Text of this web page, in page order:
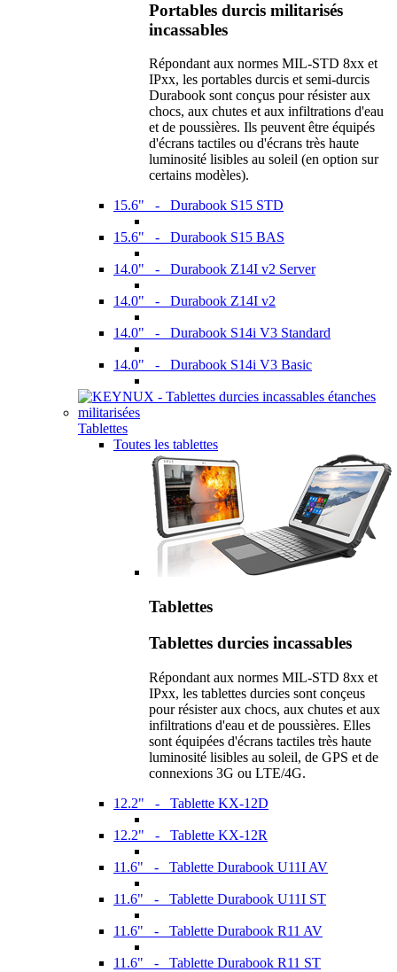
Portables durcis militarisés
incassables
Répondant aux normes MIL-STD 8xx et
IPxx, les portables durcis et semi-durcis
Durabook sont conçus pour résister aux
chocs, aux chutes et aux infiltrations d'eau
et de poussières. Ils peuvent être équipés
d'écrans tactiles ou d'écrans très haute
luminosité lisibles au soleil (en option sur
certains modèles).
15.6" - Durabook S15 STD
15.6" - Durabook S15 BAS
14.0" - Durabook Z14I v2 Server
14.0" - Durabook Z14I v2
14.0" - Durabook S14i V3 Standard
14.0" - Durabook S14i V3 Basic
Tablettes
Toutes les tablettes
Tablettes
Tablettes durcies incassables
Répondant aux normes MIL-STD 8xx et
IPxx, les tablettes durcies sont conçeus
pour résister aux chocs, aux chutes et aux
infiltrations d'eau et de poussières. Elles
sont équipées d'écrans tactiles très haute
luminosité lisibles au soleil, de GPS et de
connexions 3G ou LTE/4G.
12.2" - Tablette KX-12D
12.2" - Tablette KX-12R
11.6" - Tablette Durabook U11I AV
11.6" - Tablette Durabook U11I ST
11.6" - Tablette Durabook R11 AV
11.6" - Tablette Durabook R11 ST